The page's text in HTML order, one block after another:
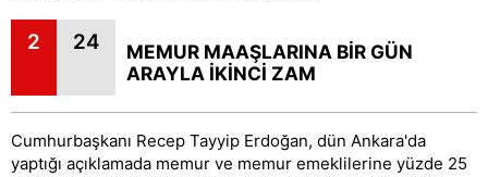
2 24
MEMUR MAAŞLARINA BİR GÜN
ARAYLA İKİNCİ ZAM
Cumhurbaşkanı Recep Tayyip Erdoğan, dün Ankara'da
yaptığı açıklamada memur ve memur emeklilerine yüzde 25